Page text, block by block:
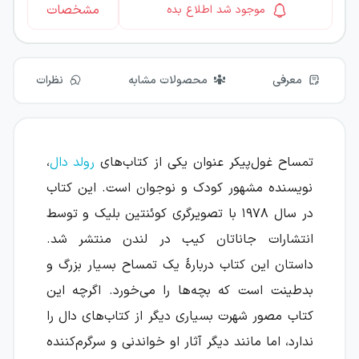
موجود شد اطلاع بده مشخصات
معرفی محصولات مشابه نظرات
تمساح غول‌پیکر عنوان یکی از کتاب‌های رولد دال،
نویسنده مشهور کودک و نوجوان است. این کتاب
در سال ۱۹۷۸ با تصویرگری کوئنتین بلیک و توسط
انتشارات جاناتان کیب در لندن منتشر شد.
داستان این کتاب دربارهٔ یک تمساح بسیار بزرگ و
بدطینت است که بچه‌ها را می‌خورد. اگرچه این
کتاب مصور شهرت بسیاری دیگر از کتاب‌های دال را
ندارد، اما مانند دیگر آثار او خواندنی و سرگرم‌کننده